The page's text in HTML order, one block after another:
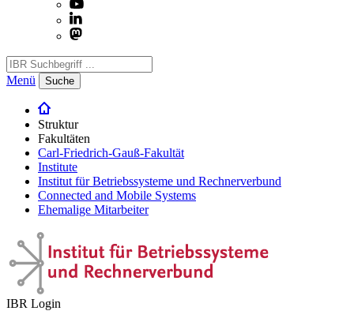
Menü Suche
Struktur
Fakultäten
Carl-Friedrich-Gauß-Fakultät
Institute
Institut für Betriebssysteme und Rechnerverbund
Connected and Mobile Systems
Ehemalige Mitarbeiter
IBR Login